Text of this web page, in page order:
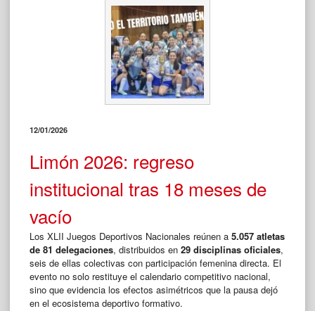
Limón
2026:
cuando
protagonismo
deja
ser
12/01/2026
Limón 2026: regreso
institucional tras 18 meses de
vacío
Los XLII Juegos Deportivos Nacionales reúnen a 5.057 atletas
de 81 delegaciones, distribuidos en 29 disciplinas oficiales,
seis de ellas colectivas con participación femenina directa. El
evento no solo restituye el calendario competitivo nacional,
sino que evidencia los efectos asimétricos que la pausa dejó
en el ecosistema deportivo formativo.